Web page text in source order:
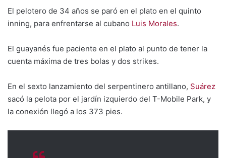
El pelotero de 34 años se paró en el plato en el quinto
inning, para enfrentarse al cubano Luis Morales.
El guayanés fue paciente en el plato al punto de tener la
cuenta máxima de tres bolas y dos strikes.
En el sexto lanzamiento del serpentinero antillano, Suárez
sacó la pelota por el jardín izquierdo del T-Mobile Park, y
la conexión llegó a los 373 pies.